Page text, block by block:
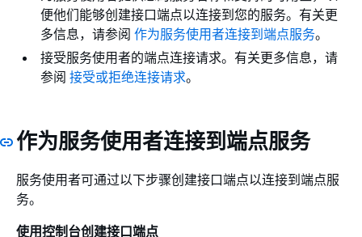
便他们能够创建接口端点以连接到您的服务。有关更
多信息，请参阅 作为服务使用者连接到端点服务。
接受服务使用者的端点连接请求。有关更多信息，请
参阅 接受或拒绝连接请求。
作为服务使用者连接到端点服务
服务使用者可通过以下步骤创建接口端点以连接到端点服
务。
使用控制台创建接口端点